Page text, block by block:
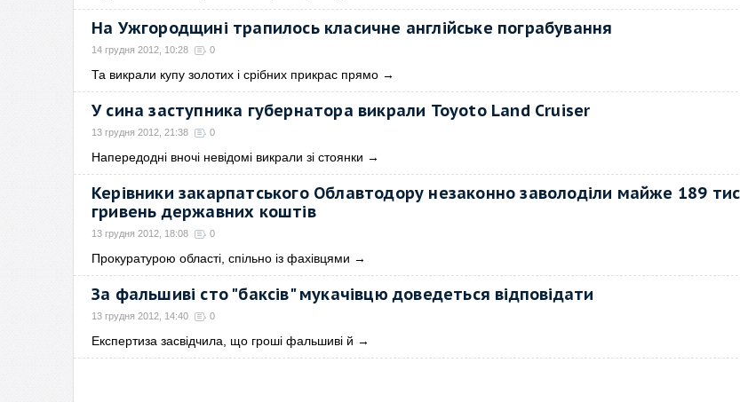
На Ужгородщині трапилось класичне англійське пограбування
14 грудня 2012, 10:28 0
Та викрали купу золотих і срібних прикрас прямо →
У сина заступника губернатора викрали Toyoto Land Cruiser
13 грудня 2012, 21:38 0
Напередодні вночі невідомі викрали зі стоянки →
Керівники закарпатського Облавтодору незаконно заволоділи майже 189
гривень державних коштів
13 грудня 2012, 18:08 0
Прокуратурою області, спільно із фахівцями →
За фальшиві сто "баксів" мукачівцю доведеться відповідати
13 грудня 2012, 14:40 0
Експертиза засвідчила, що гроші фальшиві й →